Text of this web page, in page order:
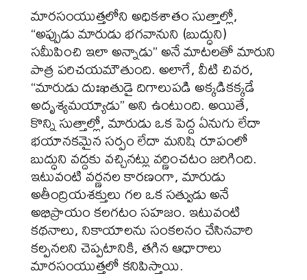
మారసంయుత్తలోని అధికశాతం సుత్తాల్లో,
“అప్పుడు మారుడు భగవానుని (బుద్ధుని)
సమీపించి ఇలా అన్నాడు” అనే మాటలతో మారుని
పాత్ర పరిచయమౌతుంది. అలాగే, వీటి చివర,
“మారుడు దుఃఖితుడై దిగాలుపడి అక్కడికక్కడే
అదృశ్యమయ్యాడు” అని ఉంటుంది. అయితే,
కొన్ని సుత్తాల్లో, మారుడు ఒక పెద్ద ఏనుగు లేదా
భయానకమైన సర్పం లేదా మనిషి రూపంలో
బుద్ధుని వద్దకు వచ్చినట్లు వర్ణించటం జరిగింది.
ఇటువంటి వర్ణనల కారణంగా, మారుడు
అతీంద్రియశక్తులు గల ఒక సత్వుడు అనే
అభిప్రాయం కలగటం సహజం. ఇటువంటి
కథనాలు, నికాయాలను సంకలనం చేసినవారి
కల్పనలని చెప్పటానికి, తగిన ఆధారాలు
మారసంయుత్తలో కనిపిస్తాయి.